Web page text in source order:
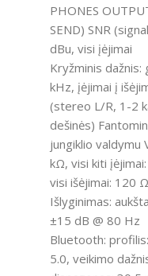
PHONES
SEND) SNR
dBu, visi įėjimai
Kryžminis dažnis:
kHz, įėjimai į
(stereo L/R, 1-2
dešinės)
jungiklio valdymu
kΩ, visi kiti
visi išėjimai: 120 Ω
Išlyginimas:
±15 dB @ 80 Hz
Bluetooth:
5.0, veikimo